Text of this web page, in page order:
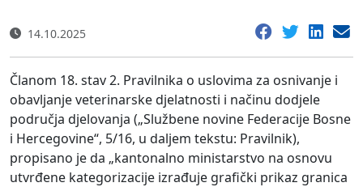
14.10.2025
Članom 18. stav 2. Pravilnika o uslovima za osnivanje i
obavljanje veterinarske djelatnosti i načinu dodjele
područja djelovanja („Službene novine Federacije Bosne
i Hercegovine“, 5/16, u daljem tekstu: Pravilnik),
propisano je da „kantonalno ministarstvo na osnovu
utvrđene kategorizacije izrađuje grafički prikaz granica